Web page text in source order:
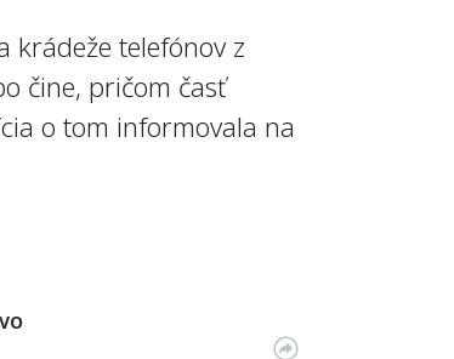
krádeže telefónov z
čine, pričom časť
o tom informovala na